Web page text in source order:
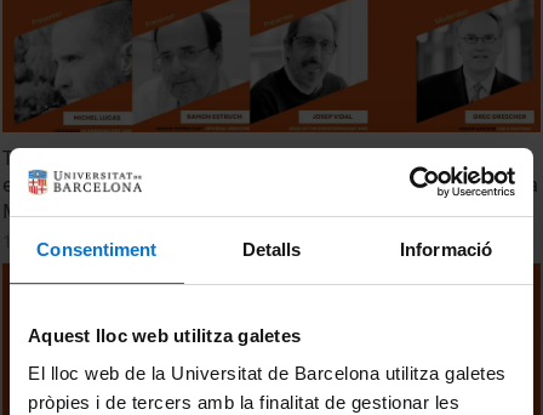
Consentiment Detalls Informació
Aquest lloc web utilitza galetes
El lloc web de la Universitat de Barcelona utilitza galetes
pròpies i de tercers amb la finalitat de gestionar les
TTM 2024. Sesión 1. La Dieta Mediterránea y su Impacto
en 2025: De las Últimas Investigaciones a la Irrupción de la
Medicina Culinaria
14 October, 2024